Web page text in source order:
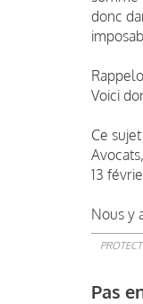
donc
Voici
Ce
13
Nous y
Pas